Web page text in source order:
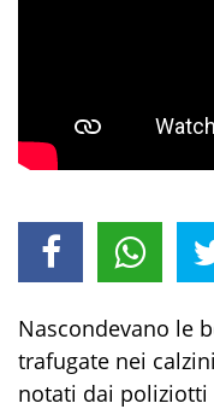
Nascondevano le
trafugate nei
notati dai poliziotti